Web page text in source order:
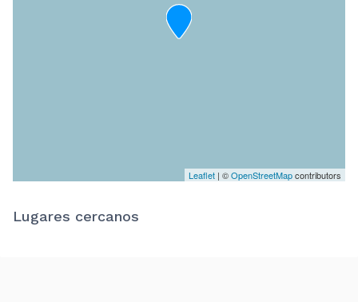
Leaflet | ©OpenStreetMapcontributors
Lugares cercanos